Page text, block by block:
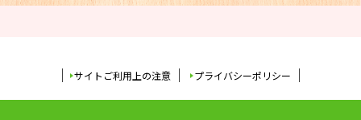
サイトご利用上の注意 プライバシーポリシー